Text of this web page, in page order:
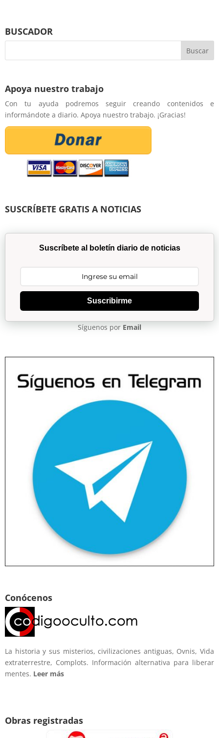
BUSCADOR
Apoya nuestro trabajo
Con tu ayuda podremos seguir creando contenidos e
informándote a diario. Apoya nuestro trabajo. ¡Gracias!
SUSCRÍBETE GRATIS A NOTICIAS
Suscríbete al boletín diario de noticias
Suscribirme
Síguenos por Email
Conócenos
La historia y sus misterios, civilizaciones antiguas, Ovnis, Vida
extraterrestre, Complots. Información alternativa para liberar
mentes. Leer más
Obras registradas